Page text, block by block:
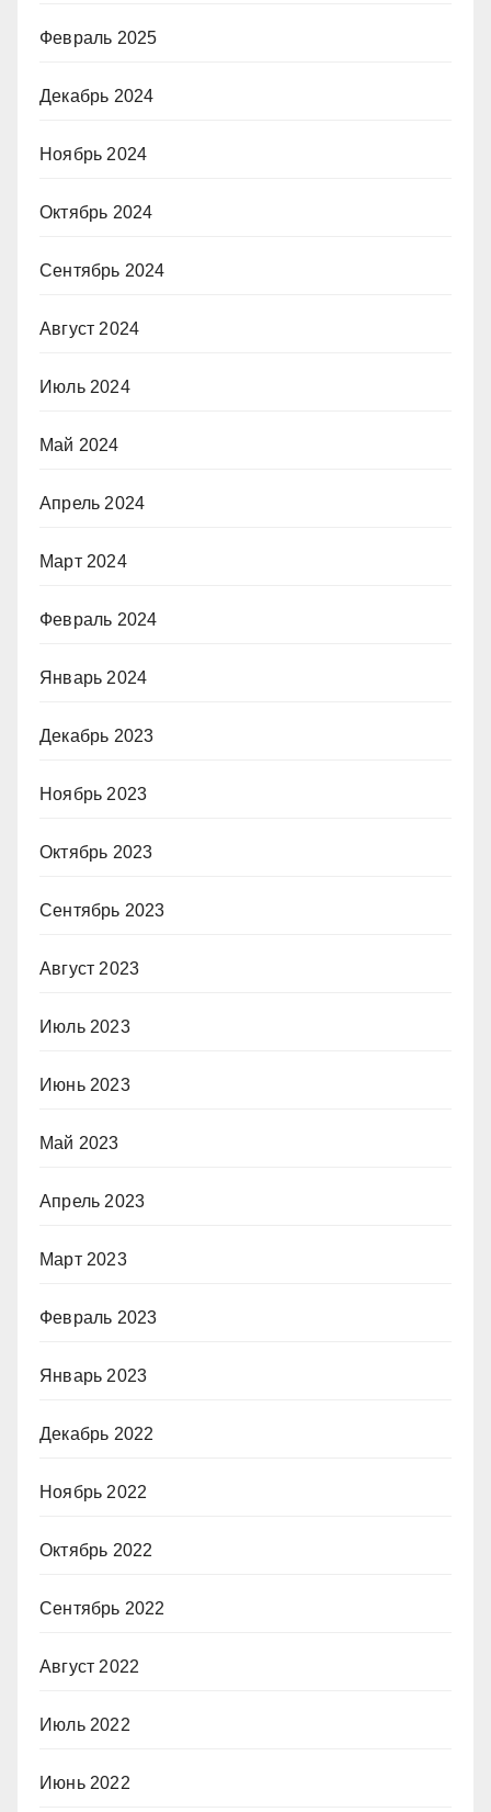
Февраль 2025
Декабрь 2024
Ноябрь 2024
Октябрь 2024
Сентябрь 2024
Август 2024
Июль 2024
Май 2024
Апрель 2024
Март 2024
Февраль 2024
Январь 2024
Декабрь 2023
Ноябрь 2023
Октябрь 2023
Сентябрь 2023
Август 2023
Июль 2023
Июнь 2023
Май 2023
Апрель 2023
Март 2023
Февраль 2023
Январь 2023
Декабрь 2022
Ноябрь 2022
Октябрь 2022
Сентябрь 2022
Август 2022
Июль 2022
Июнь 2022